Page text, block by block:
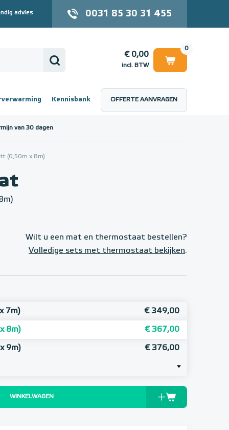
advies 0031 85 30 31 455
0
€ 0,00
incl. BTW
€ 0,00
Kennisbank OFFERTE AANVRAGEN
van 30 dagen
(0,50m x 8m)
Wilt u een mat en thermostaat bestellen?
Volledige sets met thermostaat bekijken.
7m) € 349,00
8m) € 367,00
9m) € 376,00
WINKELWAGEN